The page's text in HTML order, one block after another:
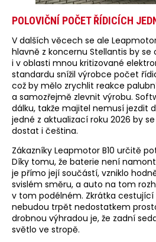
POLOVIČNÍ POČET ŘÍDICÍCH
V dalších věcech se ale
hlavně z koncernu Stellantis by se
i v oblasti mnou kritizované
standardu snížil výrobce počet
což by mělo zrychlit reakce
a samozřejmě zlevnit výrobu.
dálku, takže majitel nemusí jezdit
jedné z aktualizací roku 2026 by
dostat i čeština.
Zákazníky Leapmotor B10 určitě
Díky tomu, že baterie není
je přímo její součástí, vzniklo
svislém směru, a auto na tom
v tom podélném. Zkrátka cestující
nebudou trpět nedostatkem
drobnou výhradou je, že zadní
světlo ve stropě.